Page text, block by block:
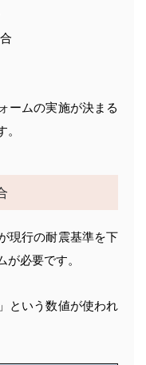
ームの実施が決まる
現行の耐震基準を下
が必要です。
という数値が使われ